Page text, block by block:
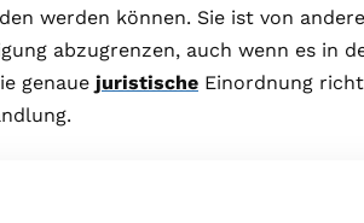
werden können. Sie ist von
abzugrenzen, auch wenn es in
genaue juristische Einordnung